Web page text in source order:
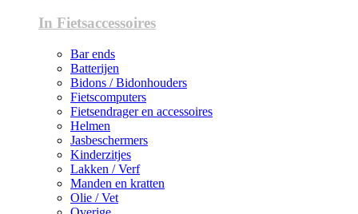
In Fietsaccessoires
Bar ends
Batterijen
Bidons / Bidonhouders
Fietscomputers
Fietsendrager en accessoires
Helmen
Jasbeschermers
Kinderzitjes
Lakken / Verf
Manden en kratten
Olie / Vet